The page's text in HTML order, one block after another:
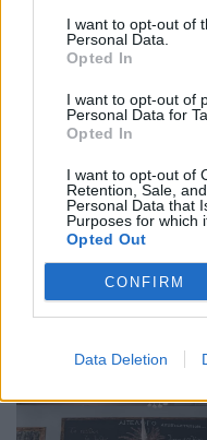
I want to opt-out of
Personal Data.
Opted In
I want to opt-out of
Personal Data for
Opted In
I want to opt-out of
Retention, Sale,
Personal Data that
Purposes for which
Opted Out
CONFIRM
Data Deletion
Λινού
καινοτομία
02.08.25
Στη γειτονιά του
café - bars που
περίεργο όνομα "Λινού
σπάνιο συνδυασμό